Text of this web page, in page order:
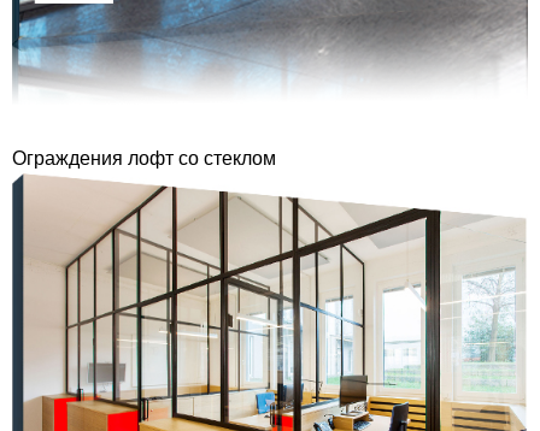
Ограждения лофт со стеклом